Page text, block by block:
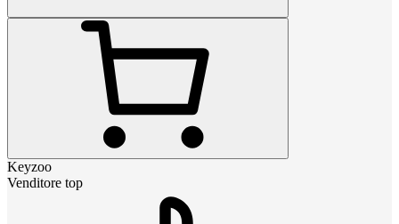
Keyzoo
Venditore top